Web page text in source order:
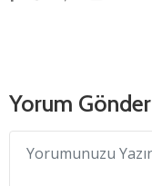
Yorum Gönder